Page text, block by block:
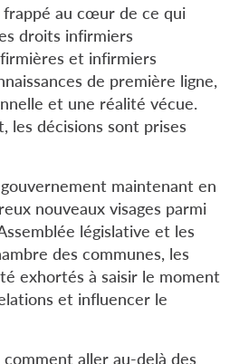
frappé au cœur de ce qui
droits infirmiers
et infirmiers
de première ligne,
et une réalité vécue.
les décisions sont prises
maintenant en
nouveaux visages parmi
législative et les
des communes, les
exhortés à saisir le moment
et influencer le
comment aller au-delà des